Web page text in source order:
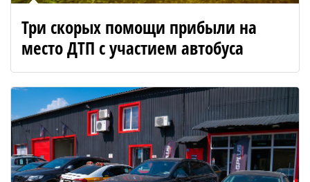
Три скорых помощи прибыли на
место ДТП с участием автобуса